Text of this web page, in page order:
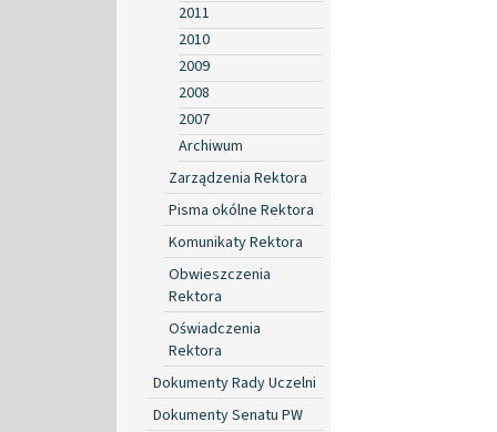
2011
2010
2009
2008
2007
Archiwum
Zarządzenia Rektora
Pisma okólne Rektora
Komunikaty Rektora
Obwieszczenia
Rektora
Oświadczenia
Rektora
Dokumenty Rady Uczelni
Dokumenty Senatu PW